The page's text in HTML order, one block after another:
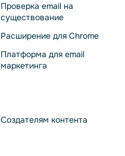
Проверка email на
существование
Расширение для Chrome
Платформа для email
маркетинга
Создателям контента